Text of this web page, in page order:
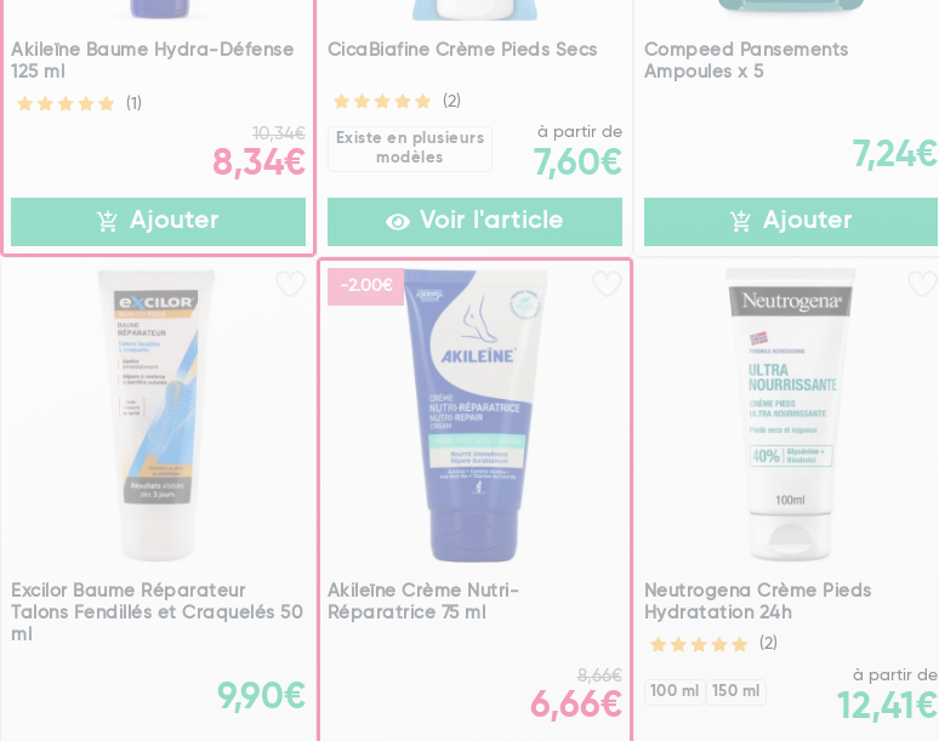
Akileïne Baume Hydra-Défense
125 ml
(1)
10,34€
8,34€
Ajouter
CicaBiafine Crème Pieds Secs
(2)
Existe en plusieurs
modèles
à partir de
7,60€
Voir l'article
Compeed Pansements
Ampoules x 5
7,24€
Ajouter
Excilor Baume Réparateur
Talons Fendillés et Craquelés 50
ml
9,90€
-2.00€
Akileïne Crème Nutri-
Réparatrice 75 ml
8,66€
6,66€
Neutrogena Crème Pieds
Hydratation 24h
(2)
100 ml 150 ml
à partir de
12,41€